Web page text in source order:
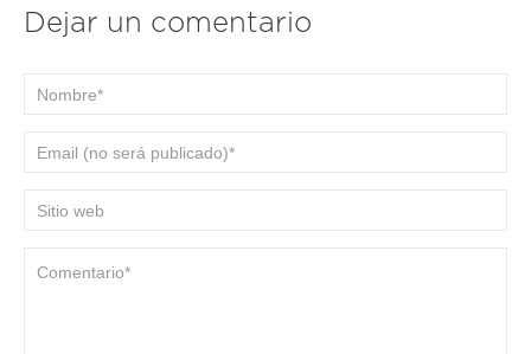
Dejar un comentario